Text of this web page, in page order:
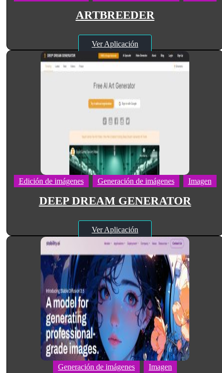
ARTBREEDER
Ver Aplicación
Edición de imágenes Generación de imágenes Imagen
DEEP DREAM GENERATOR
Ver Aplicación
Generación de imágenes Imagen